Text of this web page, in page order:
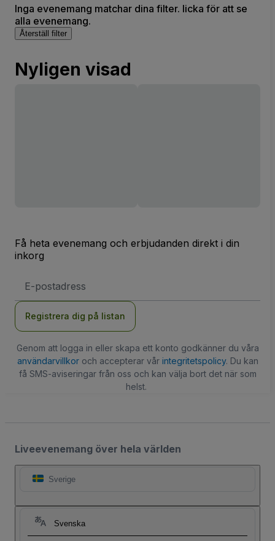
Inga evenemang matchar dina filter. licka för att se
alla evenemang.
Återställ filter
Nyligen visad
Få heta evenemang och erbjudanden direkt i din
inkorg
postadress
Registrera dig på listan
Genom att logga in eller skapa ett konto godkänner du våra
användarvillkoroch accepterar vår integritetspolicy. Du kan
få SMS-aviseringar från oss och kan välja bort det när som
helst.
Liveevenemang över hela världen
Sverige
Svenska